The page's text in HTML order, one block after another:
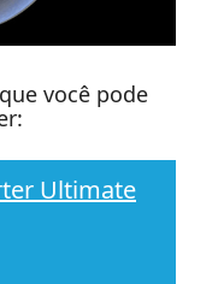
você pode
Ultimate